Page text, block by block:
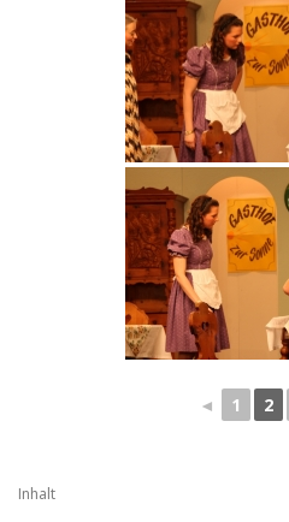
◄ 1 2
Inhalt